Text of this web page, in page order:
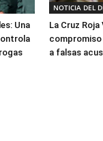
Una
NOTICIA DEL
La Cruz Roja
compromiso
a falsas